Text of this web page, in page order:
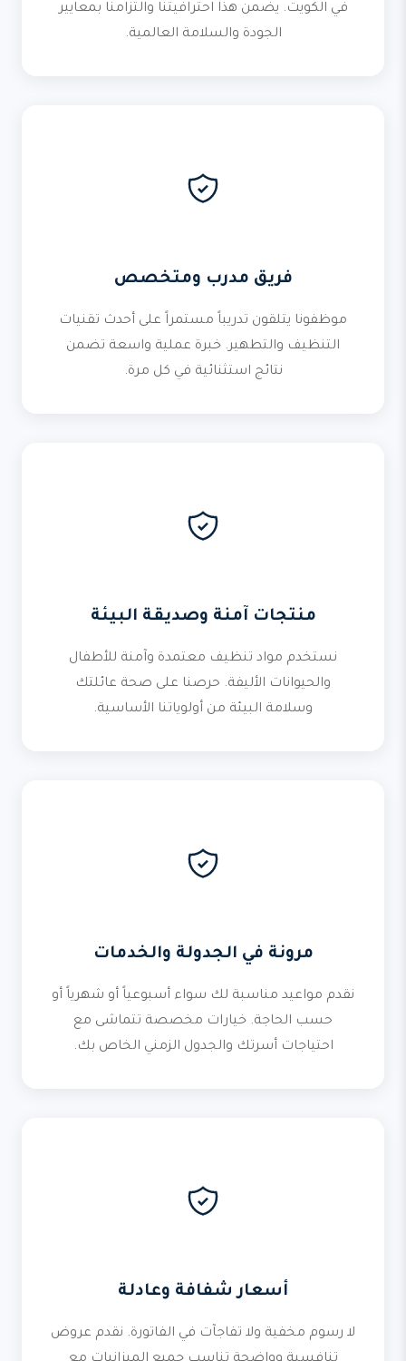
في الكويت. يضمن هذا احترافيتنا والتزامنا بمعايير
الجودة والسلامة العالمية.
فريق مدرب ومتخصص
موظفونا يتلقون تدريباً مستمراً على أحدث تقنيات
التنظيف والتطهير. خبرة عملية واسعة تضمن
نتائج استثنائية في كل مرة.
منتجات آمنة وصديقة البيئة
نستخدم مواد تنظيف معتمدة وآمنة للأطفال
والحيوانات الأليفة. حرصنا على صحة عائلتك
وسلامة البيئة من أولوياتنا الأساسية.
مرونة في الجدولة والخدمات
نقدم مواعيد مناسبة لك سواء أسبوعياً أو شهرياً أو
حسب الحاجة. خيارات مخصصة تتماشى مع
احتياجات أسرتك والجدول الزمني الخاص بك.
أسعار شفافة وعادلة
لا رسوم مخفية ولا تفاجآت في الفاتورة. نقدم عروض